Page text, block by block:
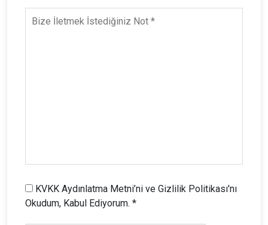
KVKK Aydınlatma Metni’ni ve Gizlilik Politikası'nı
Okudum, Kabul Ediyorum. *